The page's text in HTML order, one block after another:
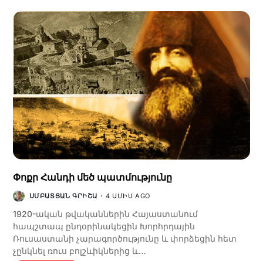
Փոքր Հանդի մեծ պատմությունը
ՍՄԲԱՏՅԱՆ ԳՐԻՇԱ 4 ԱՄԻՍ AGO
1920-ական թվականներին Հայաստանում
հապշտապ ընդօրինակեցին Խորհրդային
Ռուսաստանի չարագործությունը և փորձեցին հետ
չընկնել ռուս բոլշևիկներից և…